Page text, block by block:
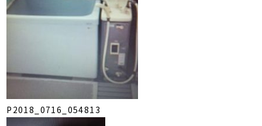
P2018_0716_054813